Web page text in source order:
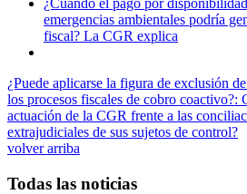
¿Cuándo el pago por
emergencias ambientales podría
fiscal? La CGR explica
¿Puede aplicarse la figura de exclusión
los procesos fiscales de cobro coactivo?:
actuación de la CGR frente a las
extrajudiciales de sus sujetos de control?
volver arriba
Todas las noticias